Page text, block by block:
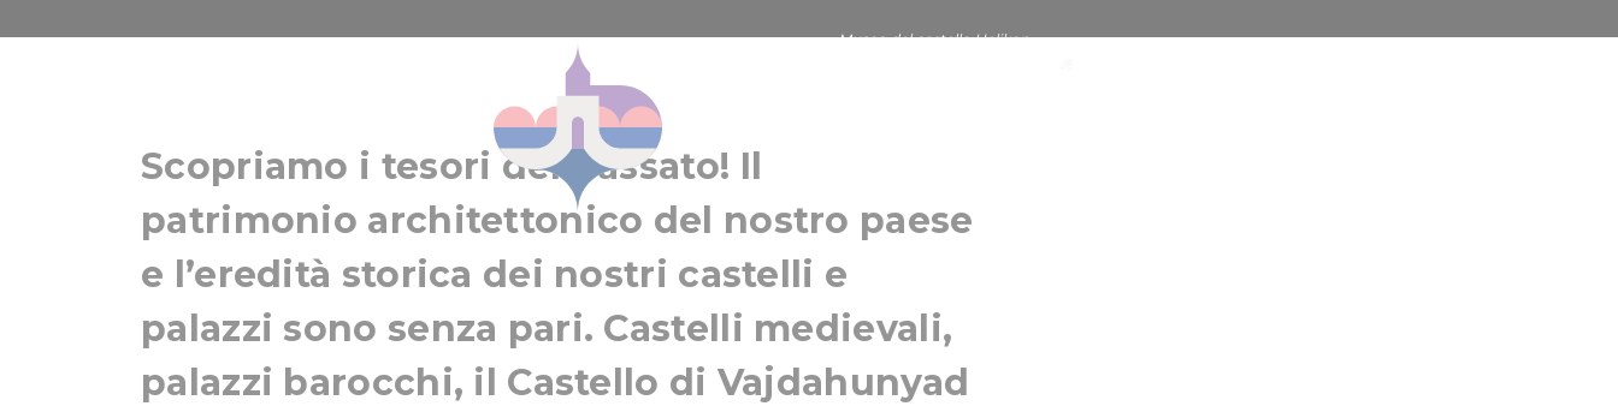
Castelli e palazziMuseo del castello Helikon
Scopriamo i tesori del passato! Il
patrimonio architettonico del nostro paese
e l’eredità storica dei nostri castelli e
palazzi sono senza pari. Castelli medievali,
palazzi barocchi, il Castello di Vajdahunyad